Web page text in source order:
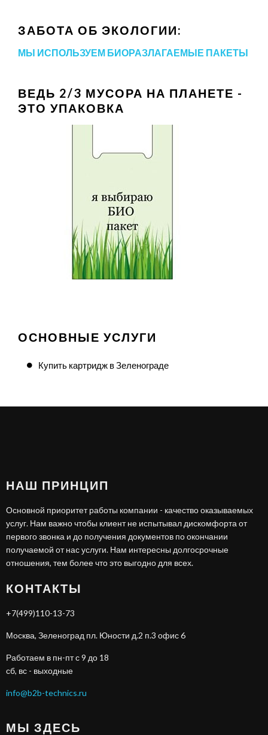
ЗАБОТА ОБ ЭКОЛОГИИ:
МЫ ИСПОЛЬЗУЕМ БИОРАЗЛАГАЕМЫЕ ПАКЕТЫ
ВЕДЬ 2/3 МУСОРА НА ПЛАНЕТЕ -
ЭТО УПАКОВКА
ОСНОВНЫЕ УСЛУГИ
Купить картридж в Зеленограде
НАШ ПРИНЦИП
Основной приоритет работы компании - качество оказываемых
услуг. Нам важно чтобы клиент не испытывал дискомфорта от
первого звонка и до получения документов по окончании
получаемой от нас услуги. Нам интересны долгосрочные
отношения, тем более что это выгодно для всех.
КОНТАКТЫ
+7(499)110-13-73
Москва, Зеленоград пл. Юности д.2 п.3 офис 6
Работаем в пн-пт с 9 до 18
сб, вс - выходные
info@b2b-technics.ru
МЫ ЗДЕСЬ